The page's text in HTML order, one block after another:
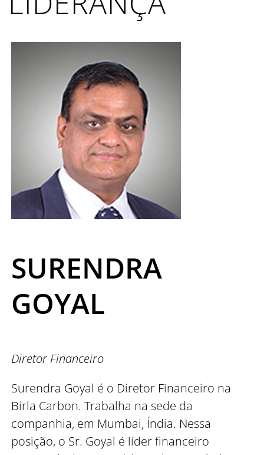
SURENDRA
GOYAL
Diretor Financeiro
Surendra Goyal é o Diretor Financeiro na
Birla Carbon. Trabalha na sede da
companhia, em Mumbai, Índia. Nessa
posição, o Sr. Goyal é líder financeiro